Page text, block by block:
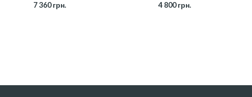
7 360грн. 4 800грн.